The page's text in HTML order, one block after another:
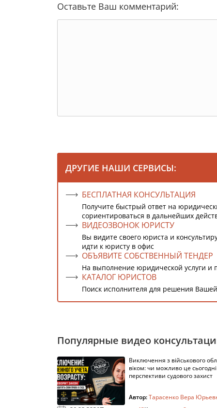
Оставьте Ваш комментарий:
ДРУГИЕ НАШИ СЕРВИСЫ:
БЕСПЛАТНАЯ КОНСУЛЬТАЦИЯ
Получите быстрый ответ на
сориентироваться в дальнейших
ВИДЕОЗВОНОК ЮРИСТУ
Вы видите своего юриста и
идти к юристу в офис
ОБЪЯВИТЕ СОБСТВЕННЫЙ ТЕНДЕР
На выполнение юридической услуги и
КАТАЛОГ ЮРИСТОВ
Поиск исполнителя для решения
Популярные видео
Виключення з військового
віком: чи можливо це сьогодні
перспективи судового захист
Автор:Тарасенко Вера